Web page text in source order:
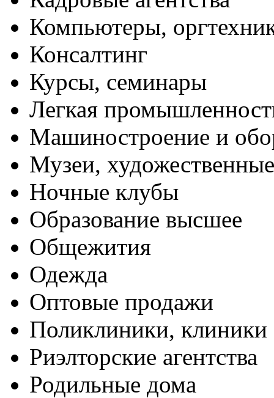
Компьютеры,
Консалтинг
Курсы, семинары
Легкая
Машиностроение и
Музеи,
Ночные клубы
Образование высшее
Общежития
Одежда
Оптовые продажи
Поликлиники, клиники
Риэлторские агентства
Родильные дома